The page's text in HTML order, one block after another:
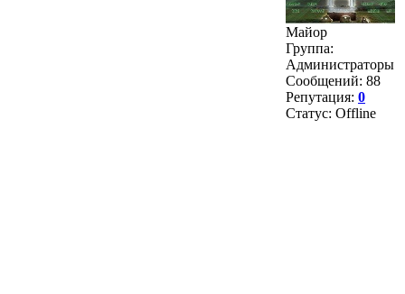
Майор
Группа:
Администраторы
Сообщений: 88
Репутация: 0
Статус: Offline